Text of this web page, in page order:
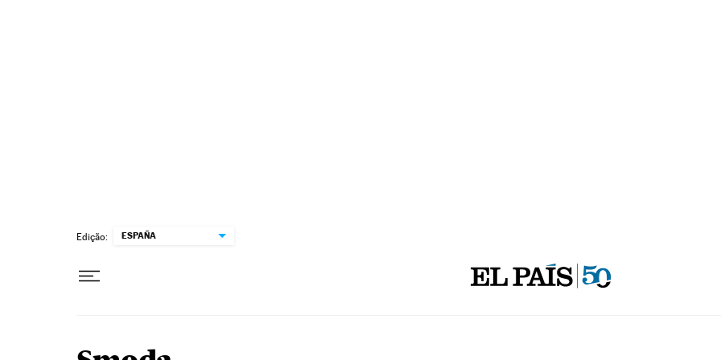
Edição: ESPAÑA